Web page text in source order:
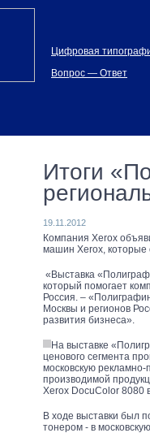
Цифровая
Вопрос — Ответ
Итоги
19.11.2012
Компания Xerox
машин Xerox, которые
«Выставка
который помогает
Россия. –
Москвы и регионов
развития бизнеса».
На выставке
ценового сегмента
московскую
производимой
Xerox DocuColor 8080
В ходе выставки был
тонером - в